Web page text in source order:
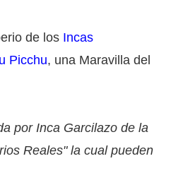
de los Incas
Picchu, una Maravilla del
por Inca Garcilazo de la
Reales" la cual pueden